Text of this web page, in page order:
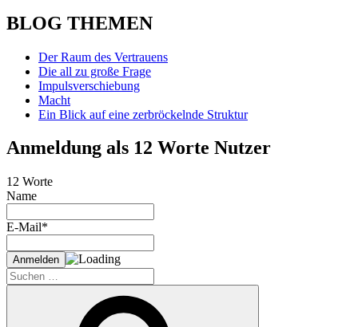
BLOG THEMEN
Der Raum des Vertrauens
Die all zu große Frage
Impulsverschiebung
Macht
Ein Blick auf eine zerbröckelnde Struktur
Anmeldung als 12 Worte Nutzer
12 Worte
Name
E-Mail*
Suche
nach: